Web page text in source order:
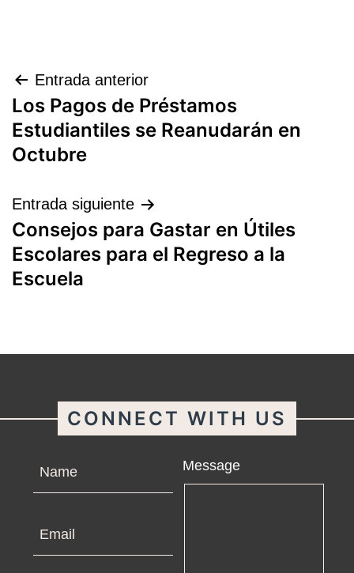
Navegación
de
entradas
Entrada anterior
Los Pagos de Préstamos
Estudiantiles se Reanudarán en
Octubre
Entrada siguiente
Consejos para Gastar en Útiles
Escolares para el Regreso a la
Escuela
CONNECT WITH US
Message